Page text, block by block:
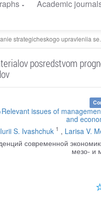
Academic
strategicheskogo upravleniia
posredstvom
issues of
and
Iurii S. Ivashchuk 1 , Larisa V.
современной
мезо- и